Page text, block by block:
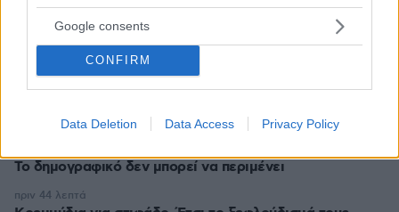
Google consents
CONFIRM
Data Deletion Data Access Privacy Policy
Χαλκιδικής λόγω υψηλού κινδύνου εκδήλωσης
πυρκαγιάς
Τα σνακ που προστατεύουν την καρδιά – 30 γρ. την
ΠΑΥΛΟΣ ΜΑΡΙΝΑΚΗΣ
Το δημογραφικό δεν μπορεί να περιμένει
πριν 44 λεπτά